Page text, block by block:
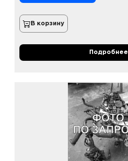
В корзину
Подробнее